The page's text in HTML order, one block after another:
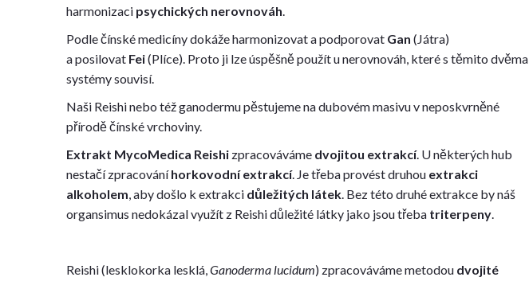
harmonizaci psychických nerovnováh.
Podle čínské medicíny dokáže harmonizovat a podporovat Gan (Játra)
a posilovat Fei(Plíce). Proto ji lze úspěšně použít u nerovnováh, které s těmito dvěma
systémy souvisí.
Naši Reishi nebo též ganodermu pěstujeme na dubovém masivu v neposkvrněné
přírodě čínské vrchoviny.
Extrakt MycoMedica Reishi zpracováváme dvojitou extrakcí. U některých hub
nestačí zpracováníhorkovodní extrakcí. Je třeba provést druhou extrakci
alkoholem, aby došlo k extrakci důležitých látek. Bez této druhé extrakce by náš
organsimus nedokázal využít z Reishi důležité látky jako jsou třeba triterpeny.
Reishi (lesklokorka lesklá,Ganoderma lucidum) zpracováváme metodou dvojité